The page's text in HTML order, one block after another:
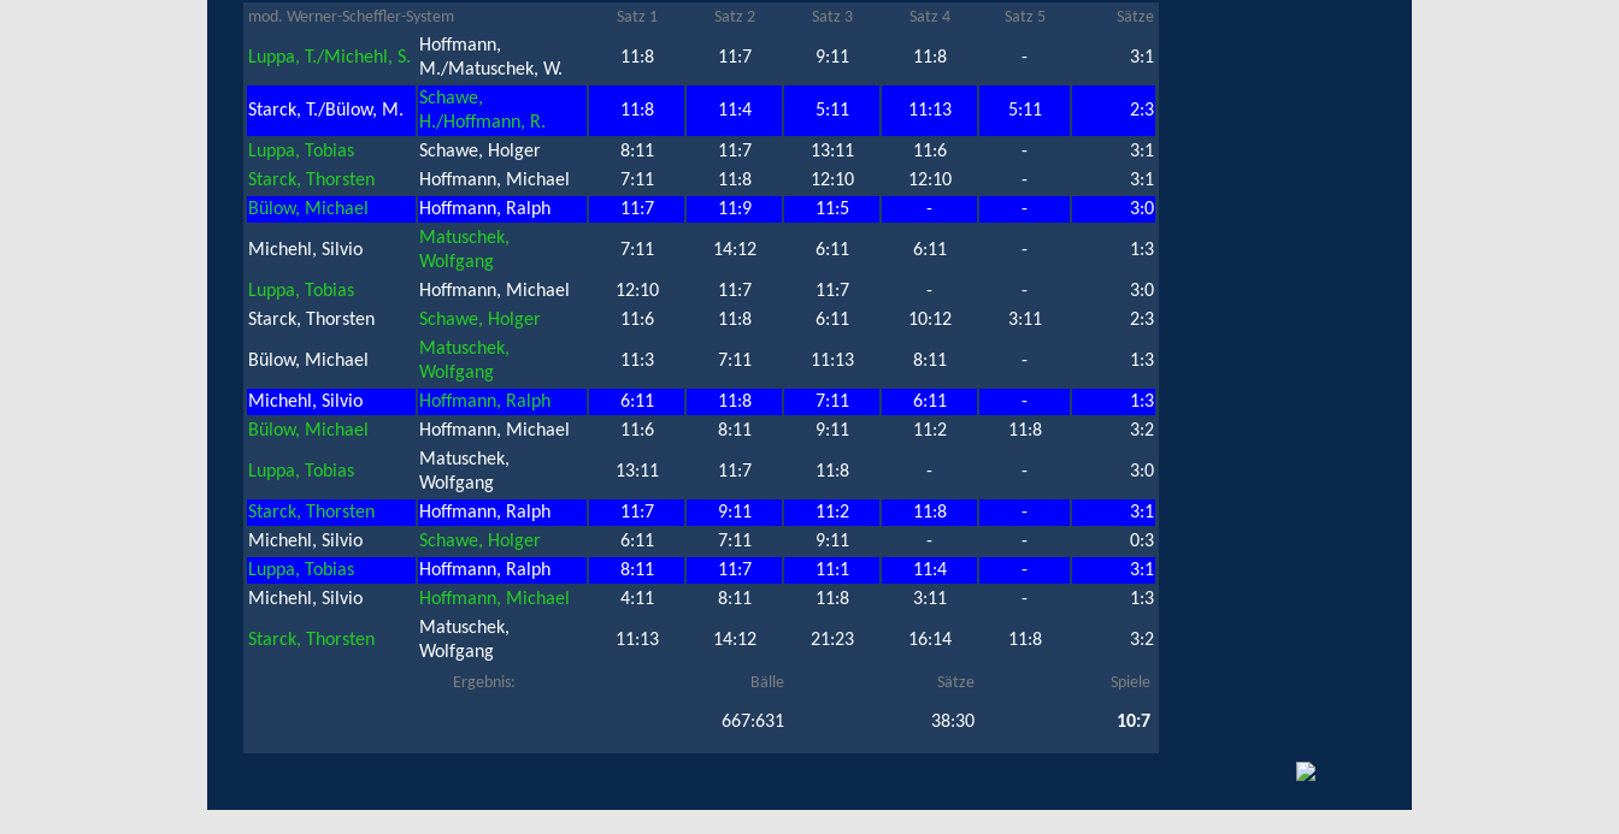
mod. Werner-Scheffler-System Satz 1 Satz 2 Satz 3 Satz 4 Satz 5 Sätze
Luppa, T./Michehl, S.
Hoffmann,
M./Matuschek, W.
11:8 11:7 9:11 11:8 - 3:1
Starck, T./Bülow, M.
Schawe,
H./Hoffmann, R.
11:8 11:4 5:11 11:13 5:11 2:3
Luppa, Tobias Schawe, Holger 8:11 11:7 13:11 11:6 -
3:1
Starck, Thorsten
Hoffmann, Michael 7:11 11:8 12:10 12:10 -
3:1
Bülow, Michael
Hoffmann, Ralph 11:7 11:9 11:5 - - 3:0
Michehl, Silvio
Matuschek,
Wolfgang
7:11 14:12 6:11 6:11 - 1:3
Luppa, Tobias Hoffmann, Michael 12:10 11:7 11:7 - -
3:0
Starck, Thorsten
Schawe, Holger 11:6 11:8 6:11 10:12 3:11 2:3
Bülow, Michael
Matuschek,
Wolfgang
11:3 7:11 11:13 8:11 - 1:3
Michehl, Silvio Hoffmann, Ralph 6:11 11:8 7:11 6:11 -
1:3
Bülow, Michael
Hoffmann, Michael 11:6 8:11 9:11 11:2 11:8 3:2
Luppa, Tobias
Matuschek,
Wolfgang
13:11 11:7 11:8 - - 3:0
Starck, Thorsten Hoffmann, Ralph 11:7 9:11 11:2 11:8 -
3:1
Michehl, Silvio
Schawe, Holger 6:11 7:11 9:11 - -
0:3
Luppa, Tobias
Hoffmann, Ralph 8:11 11:7 11:1 11:4 -
3:1
Michehl, Silvio
Hoffmann, Michael 4:11 8:11 11:8 3:11 - 1:3
Starck, Thorsten
Matuschek,
Wolfgang
11:13 14:12 21:23 16:14 11:8 3:2
Ergebnis: Bälle Sätze Spiele
667:631 38:30 10:7